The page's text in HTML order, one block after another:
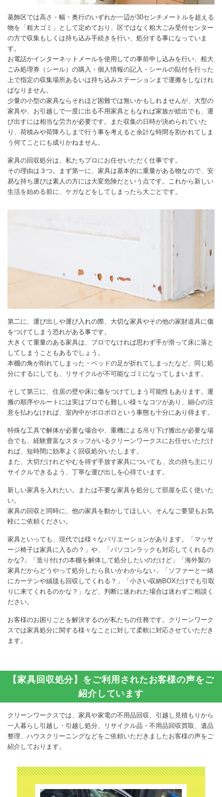
葛飾区では高さ・幅・奥行のいずれか一辺が30センチメートルを超える
物を「粗大ゴミ」として定めており、区ではなく粗大ごみ受付センター
の方で収集もしくは持ち込み手続きを行い、処分する事になっていま
す。
お電話かインターネットメールを使用しての事前申し込みを行い、粗大
ごみ処理券（シール）の購入・個人情報の記入・シールの貼付を行った
上で指定の収集場所あるいは持ち込みステーションまで運搬をしなけれ
ばなりません。
少量の小型の家具ならそれほど困難では無いかもしれませんが、大型の
家具や、お引越しで一度に出る不用家具ともなれば家族が総出でも、運
び出すには相当な労力が必要です。また収集の日時が決められていた
り、荷積みや荷降ろしまで行う事を考えると余計な時間を割かれてしま
う何てことにも成りかねません。
家具の回収処分は、私たちプロにお任せいただく仕事です。
その理由は３つ。まず第一に、家具は基本的に重量がある物なので、安
易な持ち運びは素人の方には大変危険だという点です。これから新しい
生活を始める前に、ケガなどをしてしまったら大ごとです。
第二に、運び出しや運び入れの際、大切な家具やその他の家財道具に傷
をつけてしまう恐れがある事です。
大きくて重量のある家具は、プロでなければ思わず手が滑って床に落と
してしまうこともあるでしょう。
本棚の角が削れてしまった・ベッドの足が折れてしまったなど、同じ処
分にするにしても、リサイクルが不可能なゴミになってしまいます。
そして第三に、住居の壁や床に傷をつけてしまう可能性もあります。運
搬の順序やルートには実はプロでも難しい様々なコツがあり、細心の注
意を払わなければ、室内中がボロボロという事態も十分にあり得ます。
特殊な工具で解体が必要な場合や、重機による吊り下げ搬出が必要な場
合でも、経験豊富なスタッフがいるクリーンワークスにお任せいただけ
れば、短時間に効率よく回収処分いたします。
また、大切だけれどやむを得ず手放す家具についても、次の持ち主にリ
サイクルできるよう、丁寧な運び出しを心得ています。
新しい家具を入れたい。または不要な家具を処分して部屋を広く使いた
い。
家具の回収と同時に、他の家具を動かしてほしい。そんなご要望もお気
軽にご依頼ください。
家具といっても、現代では様々なバリエーションがあります。「マッサ
ージ椅子は家具に入るの？」や、「パソコンラックも対応してくれるの
かな?」「造り付けの本棚を解体して処分したいのだけど」「海外製の
家具だからどうやって処分したら良いかわからない」「ソファーと一緒
にカーテンや絨毯も回収してくれる？」「小さい収納BOXだけでも引取
りに来てくれるのかな？」など、判断に迷われた場合は迷わずご相談く
ださい。
お客様のお困りごとを解決するのが私たちの任務です。クリーンワーク
スでは家具処分に関する様々なことに対して柔軟に対応させていただき
ます。
【家具回収処分】をご利用されたお客様の声をご
紹介しています
クリーンワークスでは、家具や家電の不用品回収、引越し見積もりから
一人暮らし引越し・引越し処分、リサイクル品・不用品回収買取、遺品
整理、ハウスクリーニングなどをご依頼いただきましたお客様の声をご
紹介しております。